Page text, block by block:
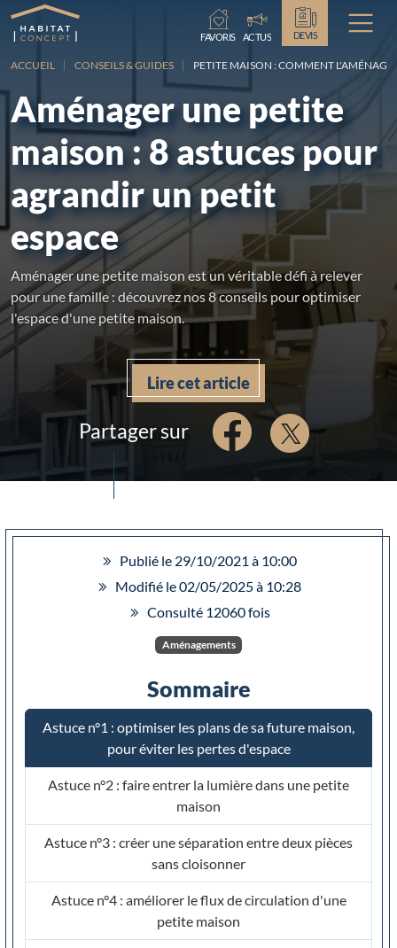
Chargement...
FAVORIS
ACTUS DEVIS
ACCUEIL CONSEILS & GUIDES PETITE MAISON : COMMENT
Aménager une petite
maison : 8 astuces pour
agrandir un petit
espace
Aménager une petite maison est un véritable défi à relever
pour une famille : découvrez nos 8 conseils pour optimiser
l'espace d'une petite maison.
Lire cet article
Partager sur
Publié le 29/10/2021 à 10:00
Modifié le 02/05/2025 à 10:28
Consulté 12060 fois
Aménagements
Sommaire
Astuce n°1 : optimiser les plans de sa future maison,
pour éviter les pertes d'espace
Astuce n°2 : faire entrer la lumière dans une petite
maison
Astuce n°3 : créer une séparation entre deux pièces
sans cloisonner
Astuce n°4 : améliorer le flux de circulation d'une
petite maison